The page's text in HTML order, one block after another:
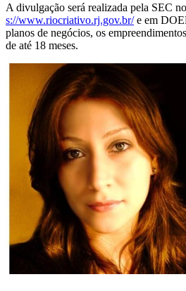
A divulgação será realizada pela SEC
s://www.riocriativo.rj.gov.br/e em
planos de negócios, os
de até 18 meses.